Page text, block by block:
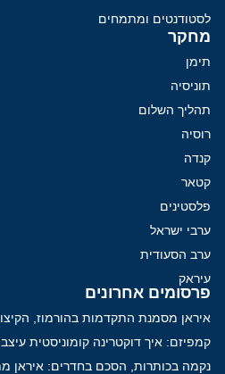
לסטודנטים ומתמחים
מחקר
תימן
תוניסיה
תהליך השלום
רוסיה
קנדה
קטאר
פלסטינים
ערבי ישראל
ערב הסעודית
עיראק
פרסומים אחרונים
איראן מסמנת התקדמות בהורמוז,
קמפיזם: איך דוקטרינה קומוניסטית
נקמה בכותרות, הסכם בחדרים: איראן